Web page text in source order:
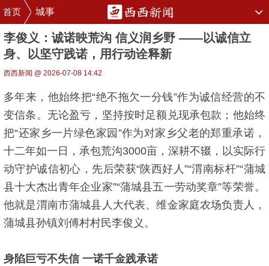
首页 城事
李俊义：诚诺映荒沟 信义润乡野 ——以诚信立
身、以坚守践诺，用行动诠释新
西西新闻 @ 2026-07-08 14:42
多年来，他始终把“绝不拖欠一分钱”作为诚信经营的不
变信条。无论盈亏，坚持按时足额兑现承包款；他始终
把“还家乡一片绿色家园”作为对家乡父老的郑重承诺，
十二年如一日，承包荒沟3000亩，深耕不辍，以实际行
动守护诚信初心，先后荣获“陕西好人”“渭南标杆”“蒲城
县十大杰出青年企业家”“蒲城县五一劳动奖章”等荣誉。
他就是渭南市蒲城县人大代表、维金家庭农场负责人，
蒲城县孙镇刘傅村村民李俊义。
身陷巨亏不失信 一诺千金践承诺